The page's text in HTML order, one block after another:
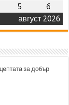
август 2026
5 6
за добър